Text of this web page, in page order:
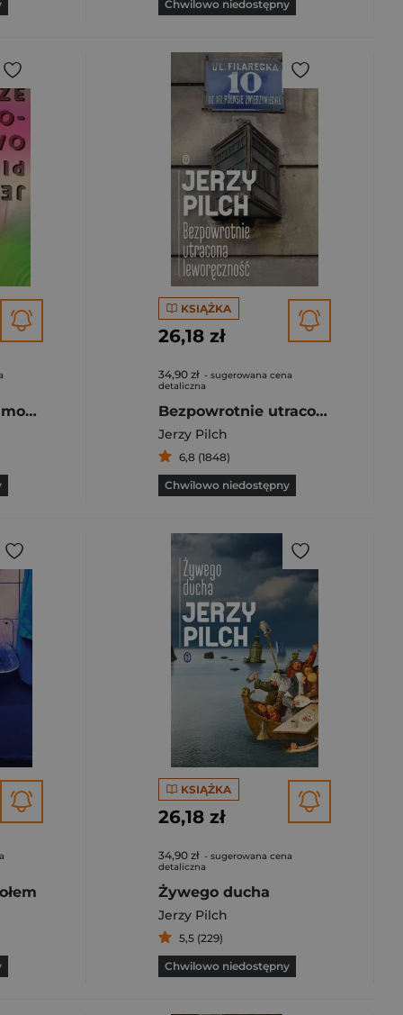
Chwilowo niedostępny
Moje pierwsze samobójstwo
KSIĄŻKA
26,18 zł
34,90 zł - sugerowana cena
detaliczna
Bezpowrotnie utracona leworęczność
Jerzy Pilch
6,8 (1848)
Chwilowo niedostępny
KSIĄŻKA
26,18 zł
34,90 zł - sugerowana cena
detaliczna
Żywego ducha
Jerzy Pilch
5,5 (229)
Chwilowo niedostępny